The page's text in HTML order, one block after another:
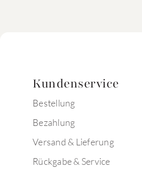
Kundenservice
Bestellung
Bezahlung
Versand & Lieferung
Rückgabe & Service